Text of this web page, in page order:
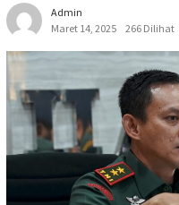
Admin
Maret 14, 2025
266 Dilihat